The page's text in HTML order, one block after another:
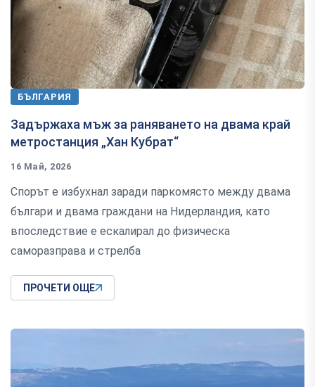
БЪЛГАРИЯ
Задържаха мъж за раняването на двама край
метростанция „Хан Кубрат“
16 Май, 2026
Спорът е избухнал заради паркомясто между двама
българи и двама граждани на Нидерландия, като
впоследствие е ескалирал до физическа
саморазправа и стрелба
ПРОЧЕТИ ОЩЕ